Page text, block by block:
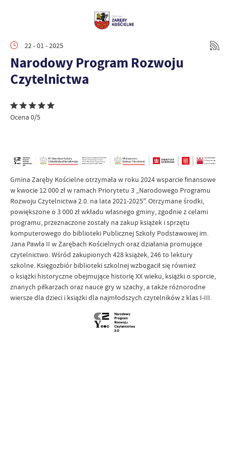
22 - 01 - 2025
Narodowy Program Rozwoju
Czytelnictwa
Ocena 0/5
Gmina Zaręby Kościelne otrzymała w roku 2024 wsparcie finansowe
w kwocie 12 000 zł w ramach Priorytetu 3 „Narodowego Programu
Rozwoju Czytelnictwa 2.0. na lata 2021-2025". Otrzymane środki,
powiększone o 3 000 zł wkładu własnego gminy, zgodnie z celami
programu, przeznaczone zostały na zakup książek i sprzętu
komputerowego do biblioteki Publicznej Szkoły Podstawowej im.
Jana Pawła II w Zarębach Kościelnych oraz działania promujące
czytelnictwo. Wśród zakupionych 428 książek, 246 to lektury
szkolne. Księgozbiór biblioteki szkolnej wzbogacił się również
o książki historyczne obejmujące historię XX wieku, książki o sporcie,
znanych piłkarzach oraz nauce gry w szachy, a także różnorodne
wiersze dla dzieci i książki dla najmłodszych czytelników z klas I-III.